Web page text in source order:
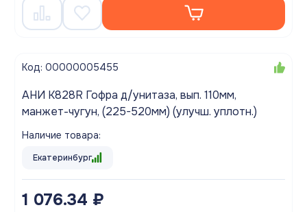
Код: 00000005455
АНИ K828R Гофра д/унитаза, вып. 110мм,
манжет-чугун, (225-520мм) (улучш. уплотн.)
Наличие товара:
Екатеринбург
1 076.34 ₽